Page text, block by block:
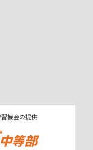
機会の提供